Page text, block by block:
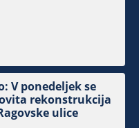
V ponedeljek se
rekonstrukcija
ulice